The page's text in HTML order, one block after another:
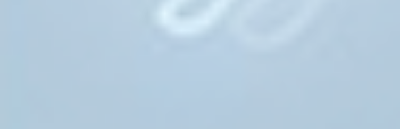
бережного отношения к исторической памяти.